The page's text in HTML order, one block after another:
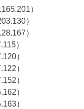
）
）
）
）
）
）
）
）
）